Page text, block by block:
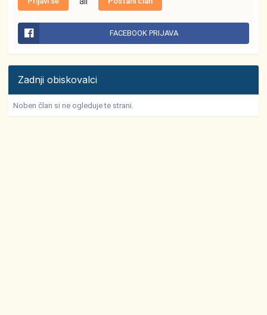
FACEBOOK PRIJAVA
Zadnji obiskovalci
Noben član si ne ogleduje te strani.